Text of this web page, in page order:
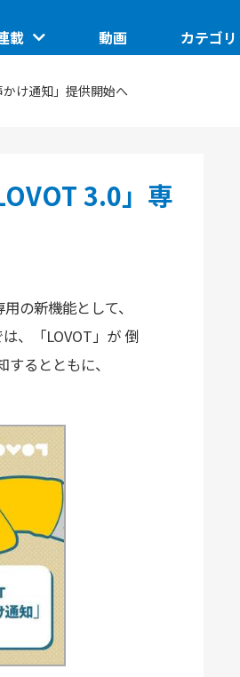
Tech Tokyo 2026で見えた実装フェーズの技
載
STARTUP ACADEMY
動画 カテゴリ
飲食
け通知」提供開始へ
3.0」専
の新機能として、
、「LOVOT」が 倒
るとともに、